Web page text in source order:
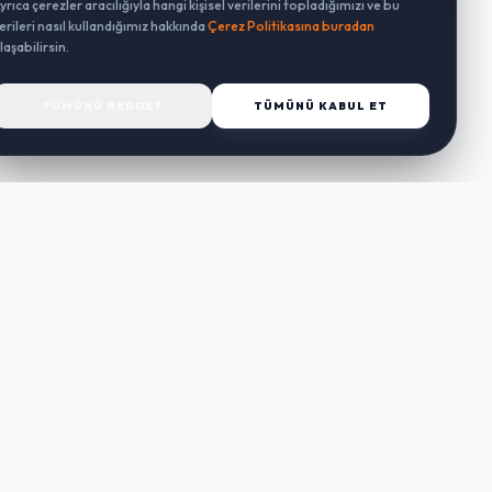
çerezler aracılığıyla hangi kişisel verilerini topladığımızı ve bu
nasıl kullandığımız hakkında Çerez Politikasına buradan
TÜMÜNÜ KABUL ET